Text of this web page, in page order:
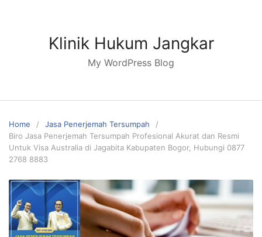
Klinik Hukum Jangkar
My WordPress Blog
Home
Jasa Penerjemah Tersumpah
Biro Jasa Penerjemah Tersumpah Profesional Akurat dan Resmi
Untuk Visa Australia di Jagabita Kabupaten Bogor, Hubungi 0877
2768 8883